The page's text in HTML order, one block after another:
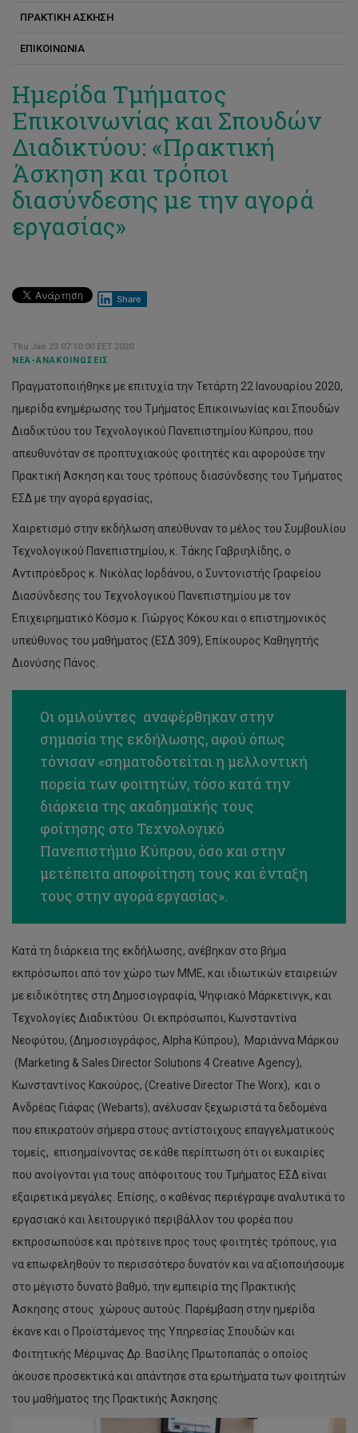
Διονύσης Πάνος
Ελένη Κύζα
Ευριπίδης Αντωνιάδης
Θεόδωρος Κούρος
Ιόλη Νικολαίδου
Κωνσταντίνα Σοφοκλέους
Κώστας Γεμενής
Λάμπρος Λαμπρινός
Στέλιος Στυλιανού
Χριστιάνα Παναγιώτου
Ζήνωνας Θεοδοσίου
Πασχαλία (Λία) Σπυρίδου
Χριστίνα Φασουλή
Αγγελική Γαζή
ΠΡΑΚΤΙΚΗ ΑΣΚΗΣΗ
ΕΠΙΚΟΙΝΩΝΙΑ
Ημερίδα Τμήματος
Επικοινωνίας και Σπουδών
Διαδικτύου: «Πρακτική
Άσκηση και τρόποι
διασύνδεσης με την αγορά
εργασίας»
Share
Thu Jan 23 07:10:00 EET 2020
ΝΈΑ-ΑΝΑΚΟΙΝΏΣΕΙΣ
Πραγματοποιήθηκε με επιτυχία την Τετάρτη 22 Ιανουαρίου 2020,
ημερίδα ενημέρωσης του Τμήματος Επικοινωνίας και Σπουδών
Διαδικτύου του Τεχνολογικού Πανεπιστημίου Κύπρου, που
απευθυνόταν σε προπτυχιακούς φοιτητές και αφορούσε την
Πρακτική Άσκηση και τους τρόπους διασύνδεσης του Τμήματος
ΕΣΔ με την αγορά εργασίας,
Χαιρετισμό στην εκδήλωση απεύθυναν το μέλος του Συμβουλίου
Τεχνολογικού Πανεπιστημίου, κ. Τάκης Γαβριηλίδης, ο
Αντιπρόεδρος κ. Νικόλας Ιορδάνου, ο Συντονιστής Γραφείου
Διασύνδεσης του Τεχνολογικού Πανεπιστημίου με τον
Επιχειρηματικό Κόσμο κ. Γιώργος Κόκου και ο επιστημονικός
υπεύθυνος του μαθήματος (ΕΣΔ 309), Επίκουρος Καθηγητής
Διονύσης Πάνος.
Οι ομιλούντες αναφέρθηκαν στην
σημασία της εκδήλωσης, αφού όπως
τόνισαν «σηματοδοτείται η μελλοντική
πορεία των φοιτητών, τόσο κατά την
διάρκεια της ακαδημαϊκής τους
φοίτησης στο Τεχνολογικό
Πανεπιστήμιο Κύπρου, όσο και στην
μετέπειτα αποφοίτηση τους και ένταξη
τους στην αγορά εργασίας».
Κατά τη διάρκεια της εκδήλωσης, ανέβηκαν στο βήμα
εκπρόσωποι από τον χώρο των ΜΜΕ, και ιδιωτικών εταιρειών
με ειδικότητες στη Δημοσιογραφία, Ψηφιακό Μάρκετινγκ, και
Τεχνολογίες Διαδικτύου. Οι εκπρόσωποι, Κωνσταντίνα
Νεοφύτου, (Δημοσιογράφος, Alpha Κύπρου), Μαριάννα Μάρκου
(Marketing & Sales Director Solutions 4 Creative Agency),
Κωνσταντίνος Κακούρος, (Creative Director The Worx), και ο
Ανδρέας Γιάφας (Webarts), ανέλυσαν ξεχωριστά τα δεδομένα
που επικρατούν σήμερα στους αντίστοιχους επαγγελματικούς
τομείς, επισημαίνοντας σε κάθε περίπτωση ότι οι ευκαιρίες
που ανοίγονται για τους απόφοιτους του Τμήματος ΕΣΔ είναι
εξαιρετικά μεγάλες. Επίσης, ο καθένας περιέγραψε αναλυτικά το
εργασιακό και λειτουργικό περιβάλλον του φορέα που
εκπροσωπούσε και πρότεινε προς τους φοιτητές τρόπους, για
να επωφεληθούν το περισσότερο δυνατόν και να αξιοποιήσουμε
στο μέγιστο δυνατό βαθμό, την εμπειρία της Πρακτικής
Άσκησης στους χώρους αυτούς. Παρέμβαση στην ημερίδα
έκανε και ο Προϊστάμενος της Υπηρεσίας Σπουδών και
Φοιτητικής Μέριμνας Δρ. Βασίλης Πρωτοπαπάς ο οποίος
άκουσε προσεκτικά και απάντησε στα ερωτήματα των φοιτητών
του μαθήματος της Πρακτικής Άσκησης.